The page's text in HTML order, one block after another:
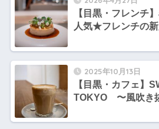
【目黒・フレン
人気★フレンチの
2025年10月13日
【目黒・カフェ】
TOKYO 〜風吹き